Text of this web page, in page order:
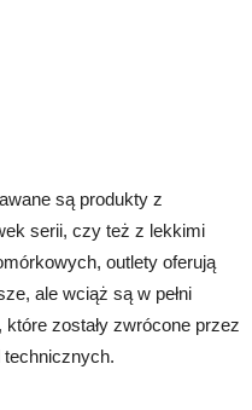
są produkty z
serii, czy też z lekkimi
outlety oferują
ale wciąż są w pełni
zostały zwrócone przez
technicznych.